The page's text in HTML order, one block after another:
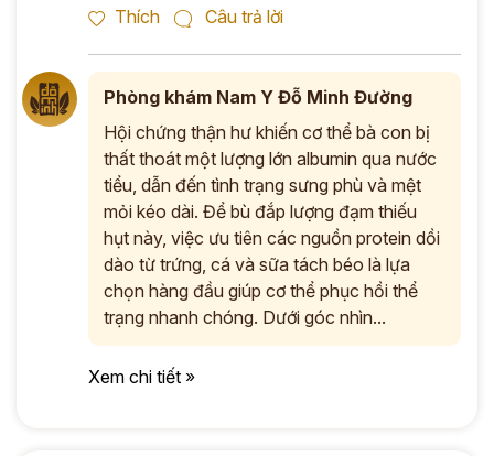
Thích Câu trả lời
Phòng khám Nam Y Đỗ Minh Đường
Hội chứng thận hư khiến cơ thể bà con bị
thất thoát một lượng lớn albumin qua nước
tiểu, dẫn đến tình trạng sưng phù và mệt
mỏi kéo dài. Để bù đắp lượng đạm thiếu
hụt này, việc ưu tiên các nguồn protein dồi
dào từ trứng, cá và sữa tách béo là lựa
chọn hàng đầu giúp cơ thể phục hồi thể
trạng nhanh chóng. Dưới góc nhìn...
Xem chi tiết »